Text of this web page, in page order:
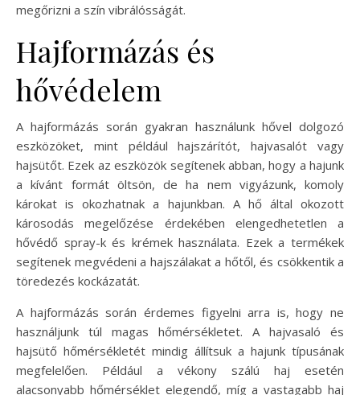
megőrizni a szín vibrálósságát.
Hajformázás és
hővédelem
A hajformázás során gyakran használunk hővel dolgozó
eszközöket, mint például hajszárítót, hajvasalót vagy
hajsütőt. Ezek az eszközök segítenek abban, hogy a hajunk
a kívánt formát öltsön, de ha nem vigyázunk, komoly
károkat is okozhatnak a hajunkban. A hő által okozott
károsodás megelőzése érdekében elengedhetetlen a
hővédő spray-k és krémek használata. Ezek a termékek
segítenek megvédeni a hajszálakat a hőtől, és csökkentik a
töredezés kockázatát.
A hajformázás során érdemes figyelni arra is, hogy ne
használjunk túl magas hőmérsékletet. A hajvasaló és
hajsütő hőmérsékletét mindig állítsuk a hajunk típusának
megfelelően. Például a vékony szálú haj esetén
alacsonyabb hőmérséklet elegendő, míg a vastagabb haj